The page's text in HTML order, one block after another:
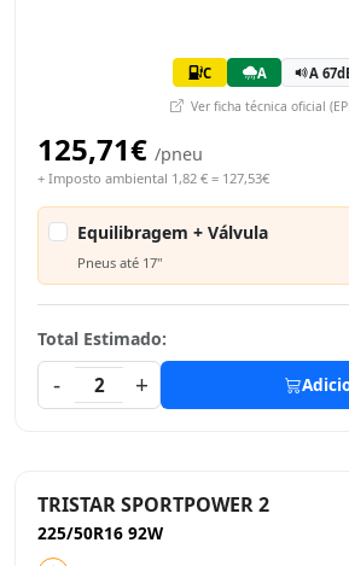
C A A
Ver ficha técnica oficial
125,71€ /pneu
+ Imposto ambiental 1,82 € = 127,53€
Equilibragem + Válvula
Pneus até 17"
Total Estimado:
-
2 +
TRISTAR SPORTPOWER 2
225/50R16 92W